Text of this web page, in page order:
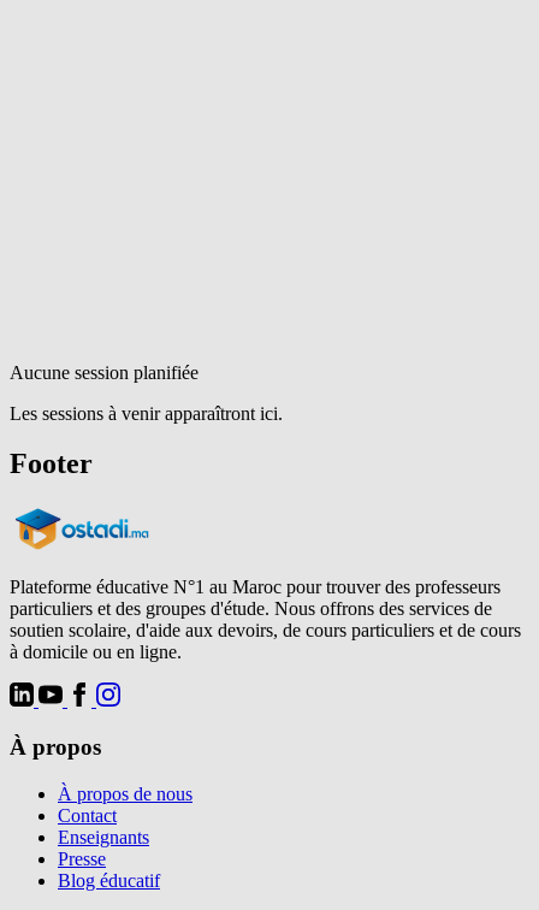
Aucune session planifiée
Les sessions à venir apparaîtront ici.
Footer
Plateforme éducative N°1 au Maroc pour trouver des professeurs
particuliers et des groupes d'étude. Nous offrons des services de
soutien scolaire, d'aide aux devoirs, de cours particuliers et de cours
à domicile ou en ligne.
À propos
À propos de nous
Contact
Enseignants
Presse
Blog éducatif